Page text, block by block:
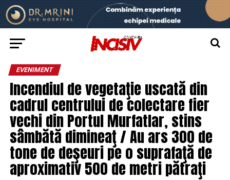
EVENIMENT
Incendiul de vegetaţie uscată din
cadrul centrului de colectare fier
vechi din Portul Murfatlar, stins
sâmbătă dimineaţ / Au ars 300 de
tone de deşeuri pe o suprafaţă de
aproximativ 500 de metri pătraţi